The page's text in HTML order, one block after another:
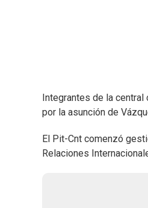
Integrantes de la
por la asunción de
El Pit-Cnt comenzó
Relaciones